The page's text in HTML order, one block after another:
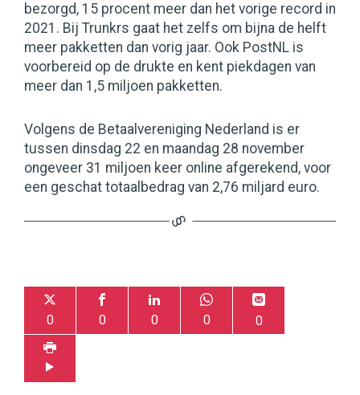
bezorgd, 15 procent meer dan het vorige record in
2021. Bij Trunkrs gaat het zelfs om bijna de helft
meer pakketten dan vorig jaar. Ook PostNL is
voorbereid op de drukte en kent piekdagen van
meer dan 1,5 miljoen pakketten.
Volgens de Betaalvereniging Nederland is er
tussen dinsdag 22 en maandag 28 november
ongeveer 31 miljoen keer online afgerekend, voor
een geschat totaalbedrag van 2,76 miljard euro.
0 0 0 0 0